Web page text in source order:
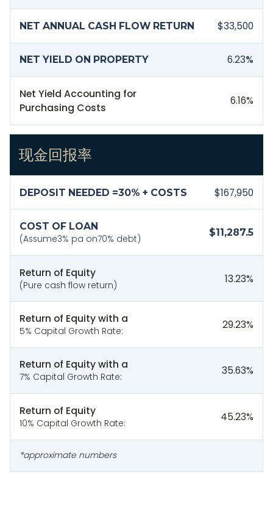
NET ANNUAL CASH FLOW RETURN $33,500
NET YIELD ON PROPERTY 6.23%
Net Yield Accounting for
Purchasing Costs
6.16%
现金回报率
DEPOSIT NEEDED =30% + COSTS $167,950
COST OF LOAN
(Assume3% pa on70% debt)
$11,287.5
Return of Equity
(Pure cash flow return) 13.23%
Return of Equity with a
5% Capital Growth Rate: 29.23%
Return of Equity with a
7% Capital Growth Rate: 35.63%
Return of Equity
10% Capital Growth Rate: 45.23%
*approximate numbers